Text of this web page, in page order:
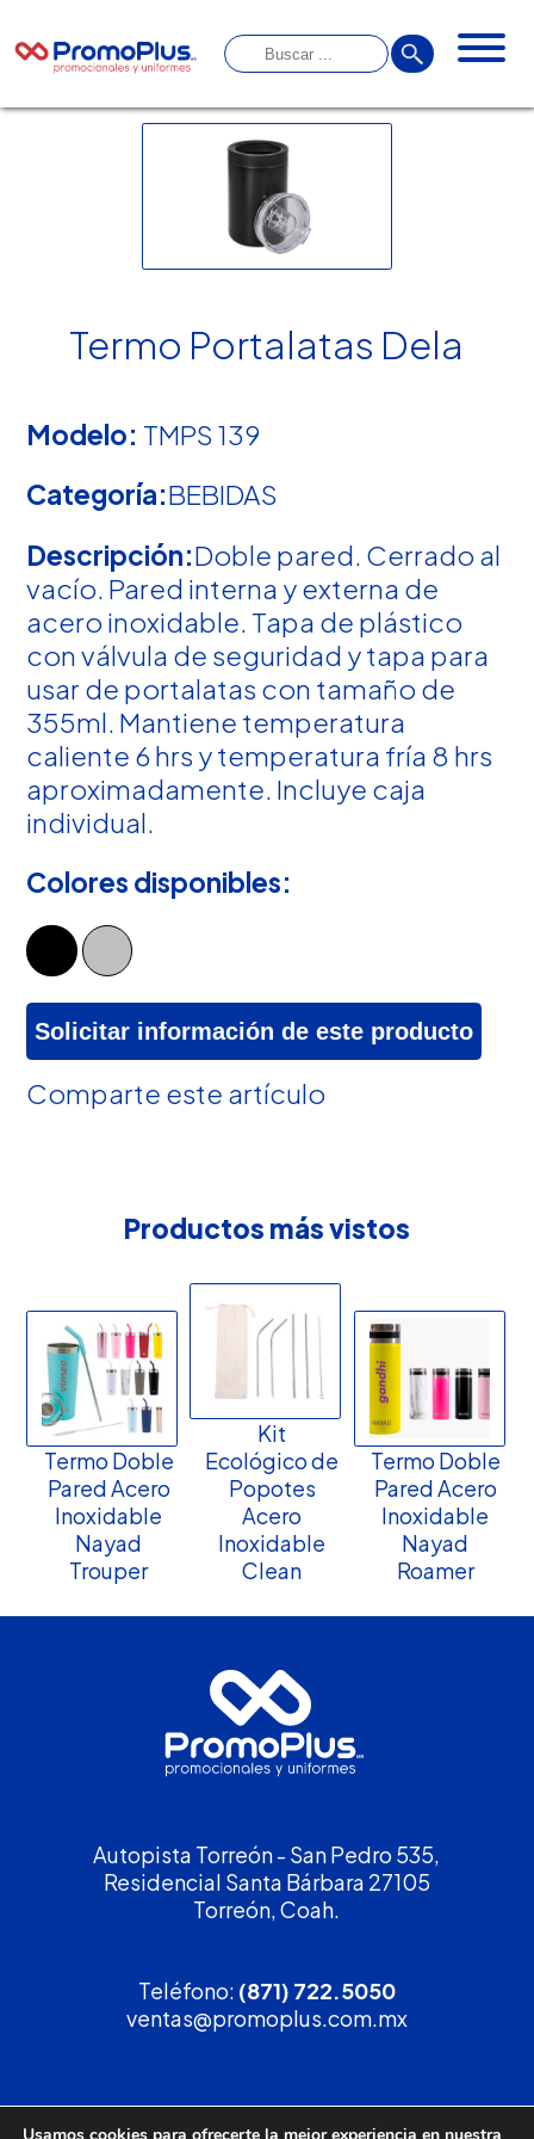
Termo Portalatas Dela
Modelo: TMPS 139
Categoría:BEBIDAS
Descripción:Doble pared. Cerrado al
vacío. Pared interna y externa de
acero inoxidable. Tapa de plástico
con válvula de seguridad y tapa para
usar de portalatas con tamaño de
355ml. Mantiene temperatura
caliente 6 hrs y temperatura fría 8 hrs
aproximadamente. Incluye caja
individual.
Colores disponibles:
Solicitar información de este producto
Comparte este artículo
Productos más vistos
Termo Doble
Pared Acero
Inoxidable
Nayad
Trouper
Kit
Ecológico de
Popotes
Acero
Inoxidable
Clean
Termo Doble
Pared Acero
Inoxidable
Nayad
Roamer
Autopista Torreón - San Pedro 535,
Residencial Santa Bárbara 27105
Torreón, Coah.
Teléfono: (871) 722.5050
ventas@promoplus.com.mx